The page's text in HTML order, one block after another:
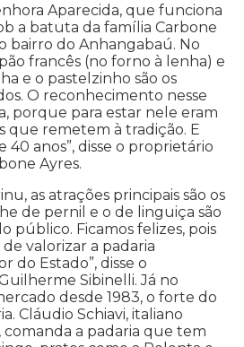
Aparecida, que funciona
a batuta da família Carbone
bairro do Anhangabaú. No
francês (no forno à lenha) e
e o pastelzinho são os
O reconhecimento nesse
porque para estar nele eram
que remetem à tradição. E
40 anos”, disse o proprietário
Ayres.
as atrações principais são os
de pernil e o de linguiça são
público. Ficamos felizes, pois
valorizar a padaria
do Estado”, disse o
Sibinelli. Já no
desde 1983, o forte do
Cláudio Schiavi, italiano
comanda a padaria que tem